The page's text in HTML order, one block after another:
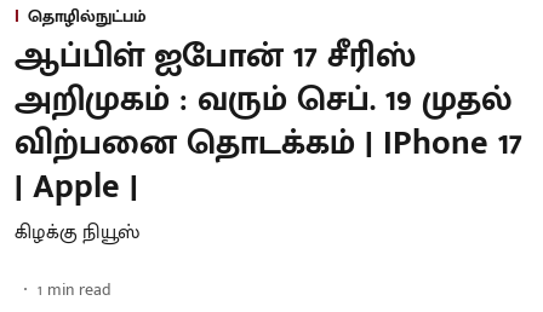
தொழில்நுட்பம்
ஆப்பிள் ஐபோன் 17 சீரிஸ்
அறிமுகம் : வரும் செப். 19 முதல்
விற்பனை தொடக்கம் | IPhone 17
| Apple |
கிழக்கு நியூஸ்
1 min read